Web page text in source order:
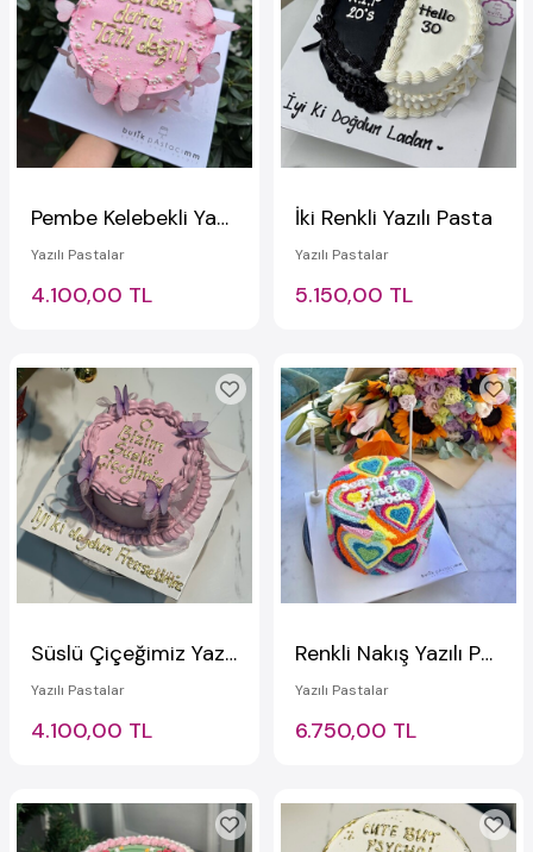
Pembe Kelebekli Yazılı Pasta
Yazılı Pastalar
4.100,00 TL
İki Renkli Yazılı Pasta
Yazılı Pastalar
5.150,00 TL
Süslü Çiçeğimiz Yazılı Pembe Kurdeleli Pasta
Yazılı Pastalar
4.100,00 TL
Renkli Nakış Yazılı Pasta
Yazılı Pastalar
6.750,00 TL